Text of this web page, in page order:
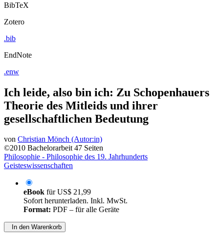
BibTeX
Zotero
.bib
EndNote
.enw
Ich leide, also bin ich: Zu Schopenhauers
Theorie des Mitleids und ihrer
gesellschaftlichen Bedeutung
von Christian Mönch (Autor:in)
©2010 Bachelorarbeit 47 Seiten
Philosophie - Philosophie des 19. Jahrhunderts
Geisteswissenschaften
eBook fürUS$ 21,99
Sofort herunterladen. Inkl. MwSt.
Format: PDF – für alle Geräte
In den Warenkorb